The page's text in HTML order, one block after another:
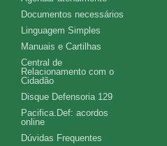
Documentos necessários
Linguagem Simples
Manuais e Cartilhas
Central de
Relacionamento com o
Cidadão
Disque Defensoria 129
Pacifica.Def: acordos
online
Dúvidas Frequentes